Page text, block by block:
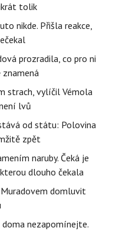
tolik
nikde. Přišla reakce,
prozradila, co pro ni
znamená
strach, vylíčil Vémola
lvů
od státu: Polovina
zpět
naruby. Čeká je
dlouho čekala
domluvit
nezapomínejte.